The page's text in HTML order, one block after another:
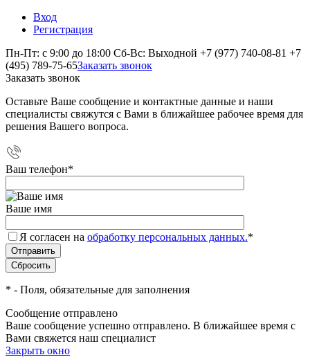
Вход
Регистрация
Пн-Пт: с 9:00 до 18:00 Сб-Вс: Выходной +7 (977) 740-08-81 +7
(495) 789-75-65Заказать звонок
Заказать звонок
Оставьте Ваше сообщение и контактные данные и наши
специалисты свяжутся с Вами в ближайшее рабочее время для
решения Вашего вопроса.
Ваш телефон*
Ваше имя
Я согласен на обработку персональных данных.*
* - Поля, обязательные для заполнения
Сообщение отправлено
Ваше сообщение успешно отправлено. В ближайшее время с
Вами свяжется наш специалист
Закрыть окно